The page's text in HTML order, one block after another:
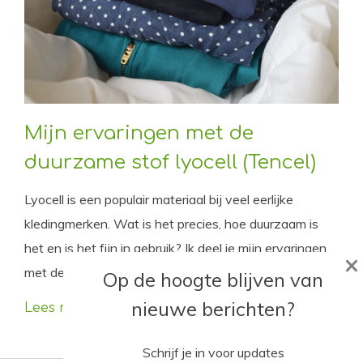
Mijn ervaringen met de
duurzame stof lyocell (Tencel)
Lyocell is een populair materiaal bij veel eerlijke
kledingmerken. Wat is het precies, hoe duurzaam is
het en is het fijn in gebruik? Ik deel je mijn ervaringen
met de relatief nieuwe stof.
Lees meer
Op de hoogte blijven van
nieuwe berichten?
Schrijf je in voor updates
×